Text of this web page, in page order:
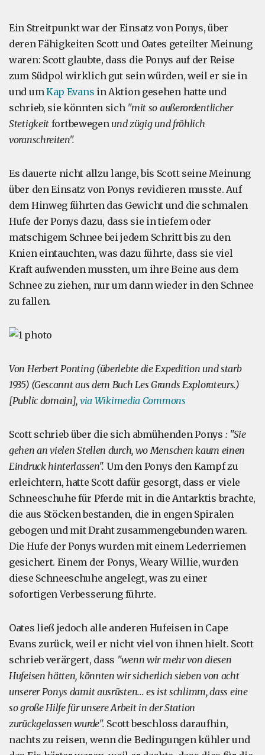
Ein Streitpunkt war der Einsatz von Ponys, über
deren Fähigkeiten Scott und Oates geteilter Meinung
waren: Scott glaubte, dass die Ponys auf der Reise
zum Südpol wirklich gut sein würden, weil er sie in
und umKap Evans in Aktion gesehen hatte und
schrieb, sie könnten sich "mit so außerordentlicher
Stetigkeit fortbewegen und zügig und fröhlich
voranschreiten".
Es dauerte nicht allzu lange, bis Scott seine Meinung
über den Einsatz von Ponys revidieren musste. Auf
dem Hinweg führten das Gewicht und die schmalen
Hufe der Ponys dazu, dass sie in tiefem oder
matschigem Schnee bei jedem Schritt bis zu den
Knien eintauchten, was dazu führte, dass sie viel
Kraft aufwenden mussten, um ihre Beine aus dem
Schnee zu ziehen, nur um dann wieder in den Schnee
zu fallen.
Von Herbert Ponting (überlebte die Expedition und starb
1935) (Gescannt aus dem Buch Les Grands Explorateurs.)
[Public domain], via Wikimedia Commons
Scott schrieb über die sich abmühenden Ponys : "Sie
gehen an vielen Stellen durch, wo Menschen kaum einen
Eindruck hinterlassen". Um den Ponys den Kampf zu
erleichtern, hatte Scott dafür gesorgt, dass er viele
Schneeschuhe für Pferde mit in die Antarktis brachte,
die aus Stöcken bestanden, die in engen Spiralen
gebogen und mit Draht zusammengebunden waren.
Die Hufe der Ponys wurden mit einem Lederriemen
gesichert. Einem der Ponys, Weary Willie, wurden
diese Schneeschuhe angelegt, was zu einer
sofortigen Verbesserung führte.
Oates ließ jedoch alle anderen Hufeisen in Cape
Evans zurück, weil er nicht viel von ihnen hielt. Scott
schrieb verärgert, dass "wenn wir mehr von diesen
Hufeisen hätten, könnten wir sicherlich sieben von acht
unserer Ponys damit ausrüsten... es ist schlimm, dass eine
so große Hilfe für unsere Arbeit in der Station
zurückgelassen wurde". Scott beschloss daraufhin,
nachts zu reisen, wenn die Bedingungen kühler und